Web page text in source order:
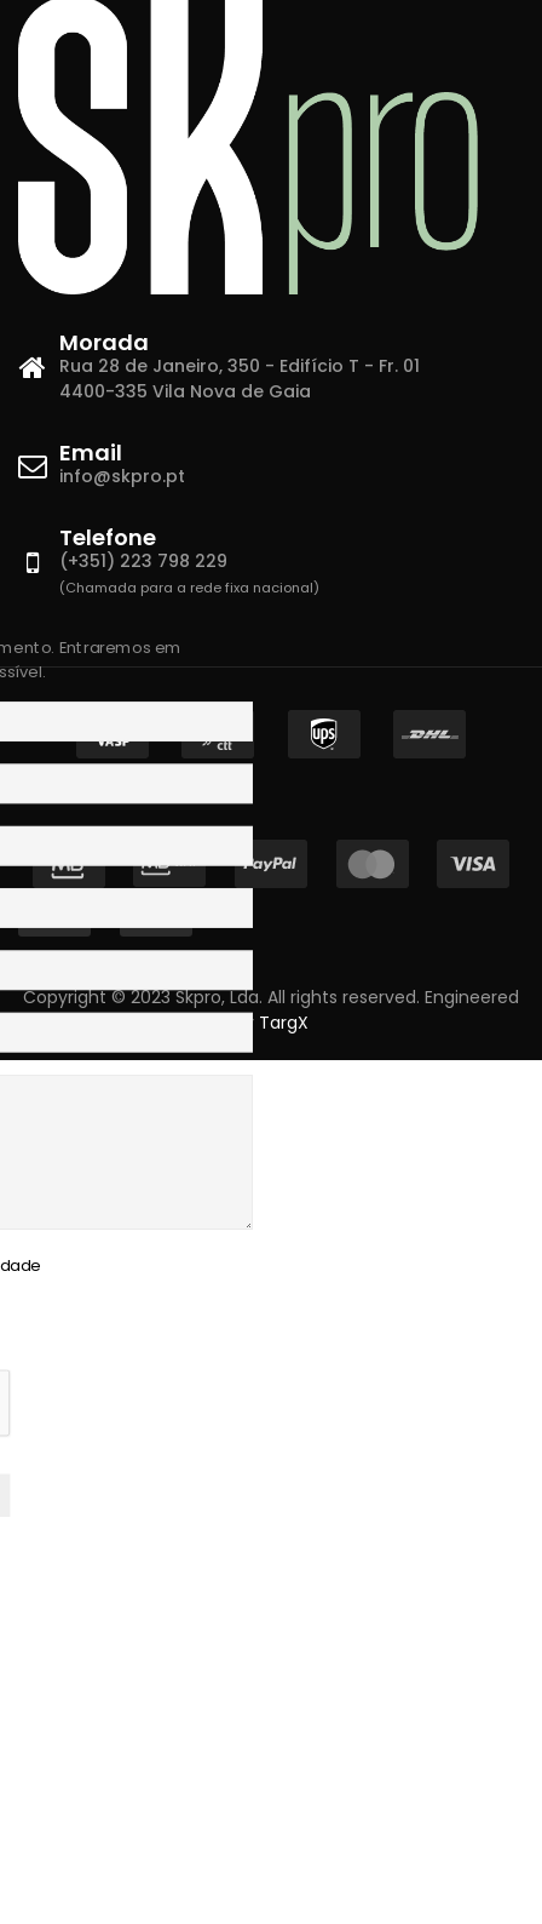
Morada
Rua 28 de Janeiro, 350 - Edifício T - Fr. 01
4400-335 Vila Nova de Gaia
Email
info@skpro.pt
Telefone
(+351) 223 798 229
(Chamada para a rede fixa nacional)
Copyright © 2023 Skpro, Lda. All rights reserved. Engineered
by TargX
Entraremos em